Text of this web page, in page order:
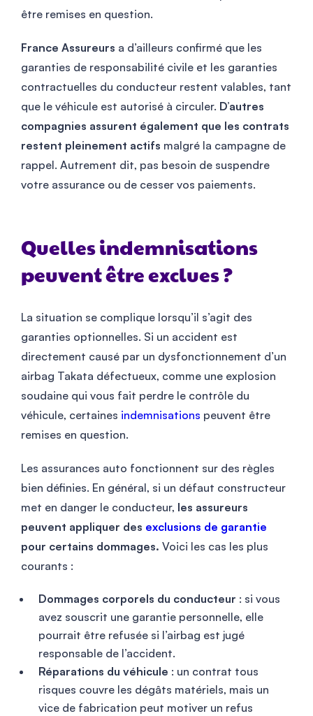
être remises en question.
France Assureurs a d’ailleurs confirmé que les
garanties de responsabilité civile et les garanties
contractuelles du conducteur restent valables, tant
que le véhicule est autorisé à circuler. D’autres
compagnies assurent également que les contrats
restent pleinement actifs malgré la campagne de
rappel. Autrement dit, pas besoin de suspendre
votre assurance ou de cesser vos paiements.
Quelles indemnisations
peuvent être exclues ?
La situation se complique lorsqu’il s’agit des
garanties optionnelles. Si un accident est
directement causé par un dysfonctionnement d’un
airbag Takata défectueux, comme une explosion
soudaine qui vous fait perdre le contrôle du
véhicule, certaines indemnisations peuvent être
remises en question.
Les assurances auto fonctionnent sur des règles
bien définies. En général, si un défaut constructeur
met en danger le conducteur, les assureurs
peuvent appliquer des exclusions de garantie
pour certains dommages. Voici les cas les plus
courants :
Dommages corporels du conducteur : si vous
avez souscrit une garantie personnelle, elle
pourrait être refusée si l’airbag est jugé
responsable de l’accident.
Réparations du véhicule : un contrat tous
risques couvre les dégâts matériels, mais un
vice de fabrication peut motiver un refus